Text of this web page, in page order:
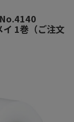
1巻（ご注文